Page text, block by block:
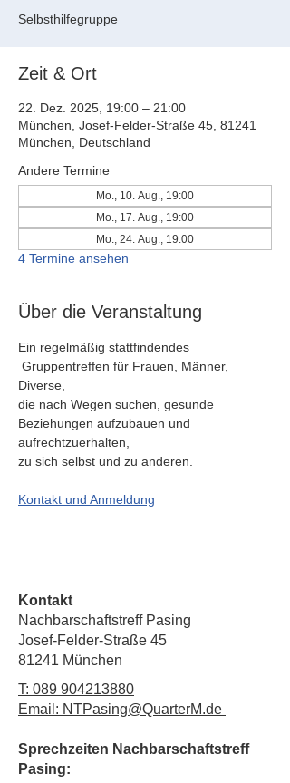
Selbsthilfegruppe
Zeit & Ort
22. Dez. 2025, 19:00 – 21:00
München, Josef-Felder-Straße 45, 81241
München, Deutschland
Andere Termine
Mo., 10. Aug., 19:00
Mo., 17. Aug., 19:00
Mo., 24. Aug., 19:00
4 Termine ansehen
Über die Veranstaltung
Ein regelmäßig stattfindendes
Gruppentreffen für Frauen, Männer,
Diverse,
die nach Wegen suchen, gesunde
Beziehungen aufzubauen und
aufrechtzuerhalten,
zu sich selbst und zu anderen.
Kontakt und Anmeldung
Kontakt
Nachbarschaftstreff Pasing
Josef-Felder-Straße 45
81241 München
T: 089 904213880
Email: NTPasing@QuarterM.de
Sprechzeiten Nachbarschaftstreff
Pasing: